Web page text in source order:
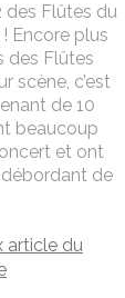
des Flûtes du
Encore plus
des Flûtes
scène, c’est
de 10
beaucoup
et ont
de
article du